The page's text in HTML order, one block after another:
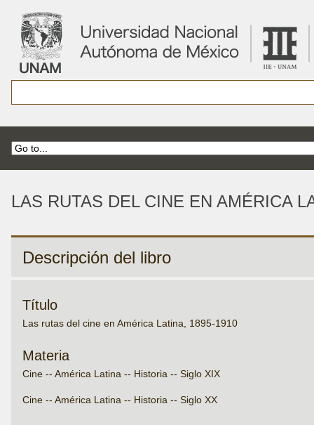
LAS RUTAS DEL CINE EN AMÉRICA
Descripción del libro
Título
Las rutas del cine en América Latina, 1895-1910
Materia
Cine -- América Latina -- Historia -- Siglo XIX
Cine -- América Latina -- Historia -- Siglo XX